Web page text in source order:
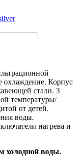
охлаждение. Корпус
стали. 3
температуры/
от детей.
воды.
нагрева и
холодной воды.